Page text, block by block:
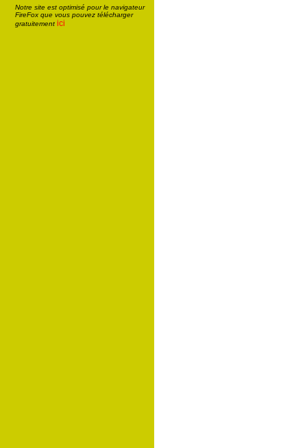
Notre site est optimisé pour le navigateur
FireFox que vous pouvez télécharger
gratuitement ici